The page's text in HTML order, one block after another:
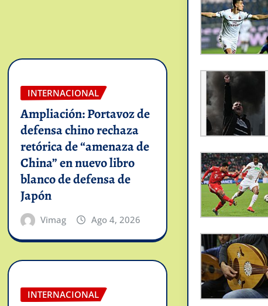
INTERNACIONAL
Ampliación: Portavoz de
defensa chino rechaza
retórica de “amenaza de
China” en nuevo libro
blanco de defensa de
Japón
Vimag Ago 4, 2026
INTERNACIONAL